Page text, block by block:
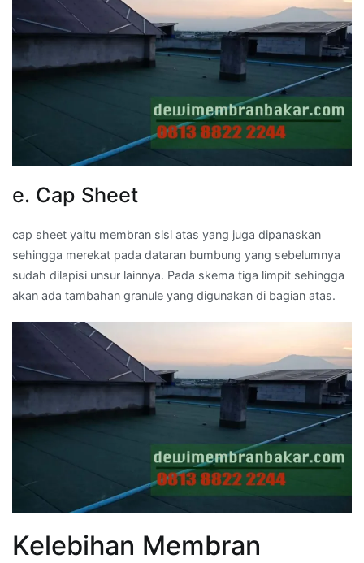
e. Cap Sheet
cap sheet yaitu membran sisi atas yang juga dipanaskan
sehingga merekat pada dataran bumbung yang sebelumnya
sudah dilapisi unsur lainnya. Pada skema tiga limpit sehingga
akan ada tambahan granule yang digunakan di bagian atas.
Kelebihan Membran